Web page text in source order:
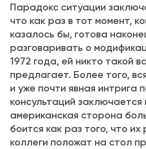
Парадокс ситуации
что как раз в тот момент,
казалось бы, готова
разговаривать о
1972 года, ей никто такой
предлагает. Более того,
и уже почти явная интрига
консультаций заключается
американская сторона
боится как раз того, что их
коллеги положат на стол